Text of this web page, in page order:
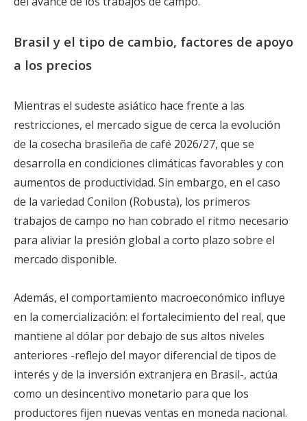
Brasil y el tipo de cambio, factores de apoyo
a los precios
Mientras el sudeste asiático hace frente a las
restricciones, el mercado sigue de cerca la evolución
de la cosecha brasileña de café 2026/27, que se
desarrolla en condiciones climáticas favorables y con
aumentos de productividad. Sin embargo, en el caso
de la variedad Conilon (Robusta), los primeros
trabajos de campo no han cobrado el ritmo necesario
para aliviar la presión global a corto plazo sobre el
mercado disponible.
Además, el comportamiento macroeconómico influye
en la comercialización: el fortalecimiento del real, que
mantiene al dólar por debajo de sus altos niveles
anteriores -reflejo del mayor diferencial de tipos de
interés y de la inversión extranjera en Brasil-, actúa
como un desincentivo monetario para que los
productores fijen nuevas ventas en moneda nacional.